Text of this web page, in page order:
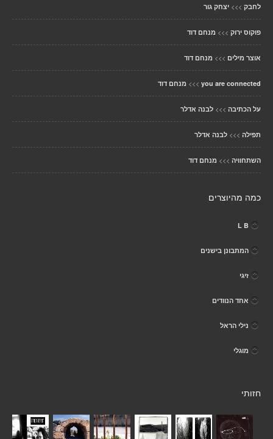
לחבק >>> יצחק גור
פוקוס ירוק >>> מנחם דוד
אוצר מילים >>> מנחם דוד
you are connected
>>> מנחם דוד
על הכתיבה >>> לבנה אדלר
תפילה >>> לבנה אדלר
השתחוויה >>> מנחם דוד
כמה מהיוצרים
L B
המתבונן בישנים
זיגי
אחד הנוודים
נילי הראל
מוגלי
חזותי